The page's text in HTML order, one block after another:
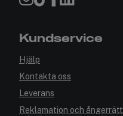
Kundservice
Hjälp
Kontakta oss
Leverans
Reklamation och ångerrätt